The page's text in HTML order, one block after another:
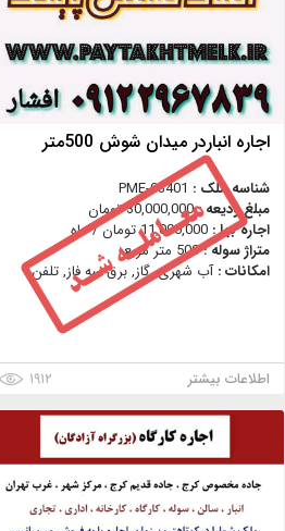
اجاره انباردر میدان شوش 500متر
شناسه ملک : PME-03401
مبلغ ودیعه :30,000,000 تومان
اجاره بها : 11,000,000 تومان / ماه
متراژ سوله :500 متر مربع
امکانات :آب شهری, گاز, برق سه فاز, تلفن
اطلاعات بیشتر ۱۹۱۲